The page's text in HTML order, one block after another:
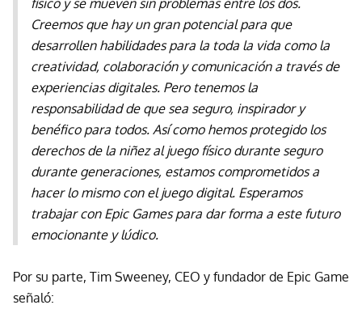
Creemos que hay un gran potencial para que
desarrollen habilidades para la toda la vida como la
creatividad, colaboración y comunicación a través de
experiencias digitales. Pero tenemos la
responsabilidad de que sea seguro, inspirador y
benéfico para todos. Así como hemos protegido los
derechos de la niñez al juego físico durante seguro
durante generaciones, estamos comprometidos a
hacer lo mismo con el juego digital. Esperamos
trabajar con Epic Games para dar forma a este futuro
emocionante y lúdico.
Por su parte, Tim Sweeney, CEO y fundador de Epic Game
señaló: